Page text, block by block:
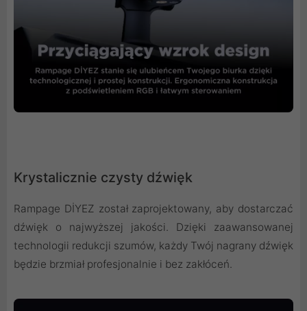
Krystalicznie czysty dźwięk
Rampage DİYEZ został zaprojektowany, aby dostarczać
dźwięk o najwyższej jakości. Dzięki zaawansowanej
technologii redukcji szumów, każdy Twój nagrany dźwięk
będzie brzmiał profesjonalnie i bez zakłóceń.